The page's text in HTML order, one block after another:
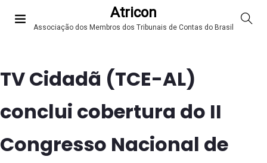
Atricon
Associação dos Membros dos Tribunais de Contas do Brasil
TV Cidadã (TCE-AL)
conclui cobertura do II
Congresso Nacional de